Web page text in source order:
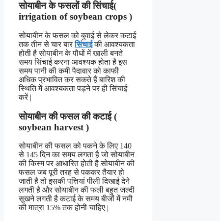
सोयाबीन के फसलों की सिंचाई(
irrigation of soybean crops )
सोयाबीन के फसल को बुवाई से लेकर कटाई
तक तीन से चार बार सिंचाईकी आवश्यकता
होती है सोयाबीन के पौधों में खाली बनते
समय सिंचाई करना आवश्यक होता है इस
समय पानी की कमी पैदावार को काफी
अधिक प्रभावित कर सकते हैं बारिश की
स्थिति में आवश्यकता पड़ने पर ही सिंचाई
करें |
सोयाबीन की फसल की कटाई (
soybean harvest )
सोयाबीन की फसल को पकने के लिए 140
से 145 दिन का समय लगता है जो सोयाबीन
की किस्म पर आधारित होती है सोयाबीन की
फसल जब पूरी तरह से पककर तैयार हो
जाती है तो इसकी पत्तियां पीली दिखाई देने
लगती है और सोयाबीन की फली बहुत जल्दी
सूखनेलगतीहै कटाई के समय बीजों में नमी
की मात्रा 15% तक होनी चाहिए |